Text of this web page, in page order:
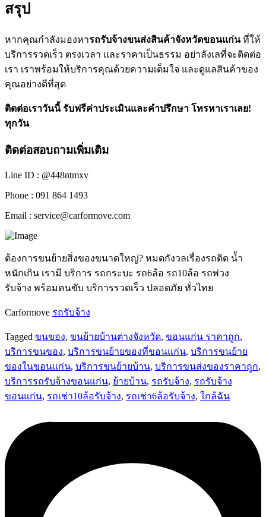
สรุป
หากคุณกำลังมองหารถรับจ้างขนส่งสินค้าจังหวัดขอนแก่นที่ให้
บริการรวดเร็ว ตรงเวลา และราคาเป็นธรรม อย่าลังเลที่จะติดต่อ
เรา เราพร้อมให้บริการคุณด้วยความเต็มใจ และดูแลสินค้าของ
คุณอย่างดีที่สุด
ติดต่อเราวันนี้ รับฟรีค่าประเมินและคำปรึกษา โทรหาเราเลย!
ทุกวัน
ติดต่อสอบถามเพิ่มเติม
Line ID : @448ntmxv
Phone : 091 864 1493
Email : service@carformove.com
ต้องการขนย้ายสิ่งของขนาดใหญ่? หมดกังวลเรื่องรถติด น้ำ
หนักเกิน เรามี บริการ รถกระบะ รถ6ล้อ รถ10ล้อ รถพ่วง
รับจ้าง พร้อมคนขับ บริการรวดเร็ว ปลอดภัย ทั่วไทย
Carformove รถรับจ้าง
Tagged ขนของ, ขนย้ายบ้านต่างจังหวัด, ขอนแก่น ราคาถูก,
บริการขนของ, บริการขนย้ายของที่ขอนแก่น, บริการขนย้าย
ของในขอนแก่น, บริการขนย้ายบ้าน, บริการขนส่งของราคาถูก,
บริการรถรับจ้างขอนแก่น, ย้ายบ้าน, รถรับจ้าง, รถรับจ้าง
ขอนแก่น, รถเช่า10ล้อรับจ้าง, รถเช่า6ล้อรับจ้าง, ใกล้ฉัน